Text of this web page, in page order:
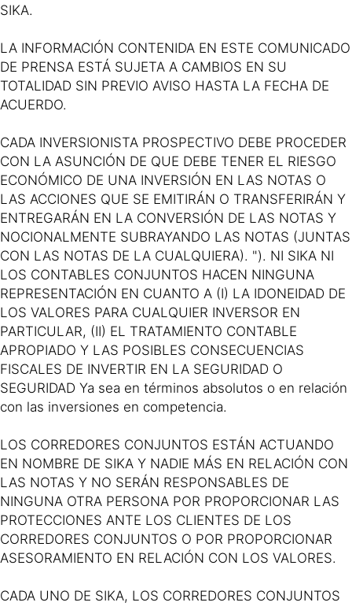
SIKA.
LA INFORMACIÓN CONTENIDA EN ESTE COMUNICADO
DE PRENSA ESTÁ SUJETA A CAMBIOS EN SU
TOTALIDAD SIN PREVIO AVISO HASTA LA FECHA DE
ACUERDO.
CADA INVERSIONISTA PROSPECTIVO DEBE PROCEDER
CON LA ASUNCIÓN DE QUE DEBE TENER EL RIESGO
ECONÓMICO DE UNA INVERSIÓN EN LAS NOTAS O
LAS ACCIONES QUE SE EMITIRÁN O TRANSFERIRÁN Y
ENTREGARÁN EN LA CONVERSIÓN DE LAS NOTAS Y
NOCIONALMENTE SUBRAYANDO LAS NOTAS (JUNTAS
CON LAS NOTAS DE LA CUALQUIERA). "). NI SIKA NI
LOS CONTABLES CONJUNTOS HACEN NINGUNA
REPRESENTACIÓN EN CUANTO A (I) LA IDONEIDAD DE
LOS VALORES PARA CUALQUIER INVERSOR EN
PARTICULAR, (II) EL TRATAMIENTO CONTABLE
APROPIADO Y LAS POSIBLES CONSECUENCIAS
FISCALES DE INVERTIR EN LA SEGURIDAD O
SEGURIDAD Ya sea en términos absolutos o en relación
con las inversiones en competencia.
LOS CORREDORES CONJUNTOS ESTÁN ACTUANDO
EN NOMBRE DE SIKA Y NADIE MÁS EN RELACIÓN CON
LAS NOTAS Y NO SERÁN RESPONSABLES DE
NINGUNA OTRA PERSONA POR PROPORCIONAR LAS
PROTECCIONES ANTE LOS CLIENTES DE LOS
CORREDORES CONJUNTOS O POR PROPORCIONAR
ASESORAMIENTO EN RELACIÓN CON LOS VALORES.
CADA UNO DE SIKA, LOS CORREDORES CONJUNTOS